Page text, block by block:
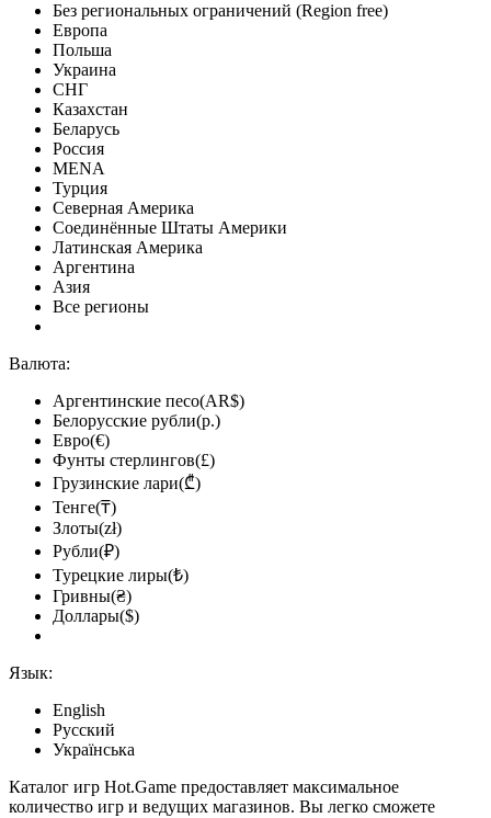
Без региональных ограничений (Region free)
Европа
Польша
Украина
СНГ
Казахстан
Беларусь
Россия
MENA
Турция
Северная Америка
Соединённые Штаты Америки
Латинская Америка
Аргентина
Азия
Все регионы
Валюта:
Аргентинские песо(AR$)
Белорусские рубли(р.)
Евро(€)
Фунты стерлингов(£)
Грузинские лари(₾)
Тенге(₸)
Злоты(zł)
Рубли(₽)
Турецкие лиры(₺)
Гривны(₴)
Доллары($)
Язык:
English
Русский
Українська
Каталог игр Hot.Game предоставляет максимальное
количество игр и ведущих магазинов. Вы легко сможете